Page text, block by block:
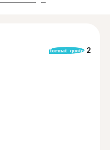
format_quote 2